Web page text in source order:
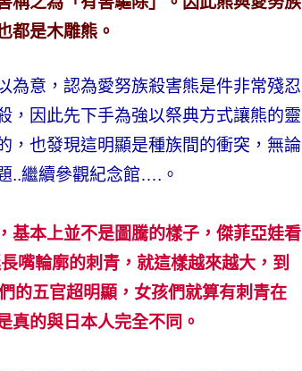
都是木雕熊。
為意，認為愛努族殺害熊是件非常殘忍
，因此先下手為強以祭典方式讓熊的靈
，也發現這明顯是種族間的衝突，無論
..繼續參觀紀念館….。
基本上並不是圖騰的樣子，傑菲亞娃看
嘴輪廓的刺青，就這樣越來越大，到
的五官超明顯，女孩們就算有刺青在
真的與日本人完全不同。